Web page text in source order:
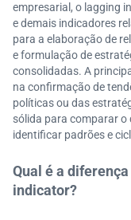
empresarial, o lagging
e demais indicadores
para a elaboração de
e formulação de
consolidadas. A
na confirmação de
políticas ou das
sólida para comparar o
identificar padrões e
Qual é a
indicator?